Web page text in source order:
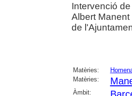
Intervenció
Albert
de
Matèries:
Matèries:
Àmbit: